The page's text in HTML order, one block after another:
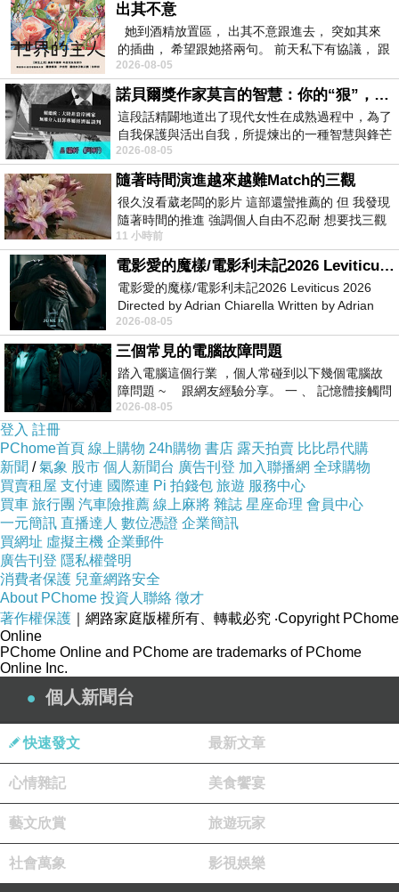
出其不意
她到酒精放置區， 出其不意跟進去， 突如其來
的插曲， 希望跟她搭兩句。 前天私下有協議， 跟
著阿弟丟拉基
2026-08-05
諾貝爾獎作家莫言的智慧：你的“狠”，才是最好的自我保護
這段話精闢地道出了現代女性在成熟過程中，為了
自我保護與活出自我，所提煉出的一種智慧與鋒芒
的平衡。 核心解讀與看法
2026-08-05
隨著時間演進越來越難Match的三觀
很久沒看葳老闆的影片 這部還蠻推薦的 但 我發現
隨著時間的推進 強調個人自由不忍耐 想要找三觀
接近的不要說對象 連朋友都超
11 小時前
電影愛的魔樣/電影利未記2026 Leviticus 2026
電影愛的魔樣/電影利未記2026 Leviticus 2026
Directed by Adrian Chiarella Written by Adrian
Chiarella Starring Joe Bird
2026-08-05
三個常見的電腦故障問題
踏入電腦這個行業 ，個人常碰到以下幾個電腦故
障問題 ~ 跟網友經驗分享。 一 、 記憶體接觸問
題 : 記憶體即
2026-08-05
登入 註冊
PChome首頁 線上購物 24h購物 書店 露天拍賣 比比昂代購
新聞 /氣象 股市 個人新聞台 廣告刊登 加入聯播網 全球購物
買賣租屋 支付連 國際連 Pi 拍錢包 旅遊 服務中心
買車 旅行團 汽車險推薦 線上麻將 雜誌 星座命理 會員中心
一元簡訊 直播達人 數位憑證 企業簡訊
買網址 虛擬主機 企業郵件
廣告刊登 隱私權聲明
消費者保護 兒童網路安全
About PChome 投資人聯絡 徵才
著作權保護 ｜網路家庭版權所有、轉載必究 ‧Copyright PChome
Online
PChome Online and PChome are trademarks of PChome
Online Inc.
個人新聞台
快速發文 最新文章
心情雜記 美食饗宴
藝文欣賞 旅遊玩家
社會萬象 影視娛樂